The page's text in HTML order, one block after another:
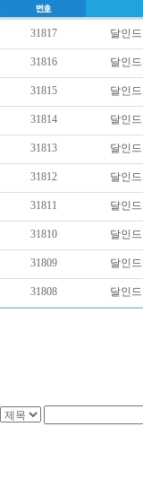
31817 달인
31816 달인
31815 달인
31814 달인
31813 달인
31812 달인
31811 달인
31810 달인
31809 달인
31808 달인